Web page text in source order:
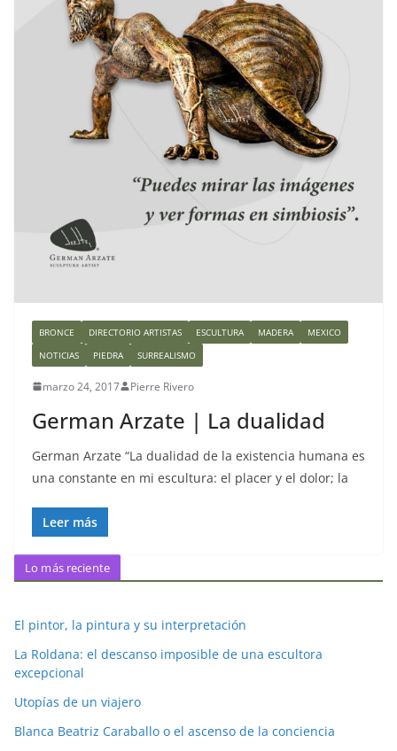
BRONCE DIRECTORIO ARTISTAS ESCULTURA MADERA
MEXICO
NOTICIAS
PIEDRA SURREALISMO
marzo 24, 2017 Pierre Rivero
German Arzate | La dualidad
German Arzate “La dualidad de la existencia humana es
una constante en mi escultura: el placer y el dolor; la
Leer más
Lo más reciente
El pintor, la pintura y su interpretación
La Roldana: el descanso imposible de una escultora
excepcional
Utopías de un viajero
Blanca Beatriz Caraballo o el ascenso de la conciencia